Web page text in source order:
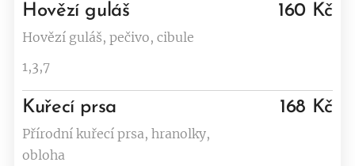
Hovězí guláš
Hovězí guláš, pečivo, cibule
1,3,7
160 Kč
Kuřecí prsa
Přírodní kuřecí prsa, hranolky,
obloha
168 Kč